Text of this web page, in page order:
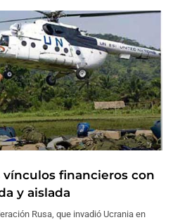
financieros con
y aislada
Rusa, que invadió Ucrania en